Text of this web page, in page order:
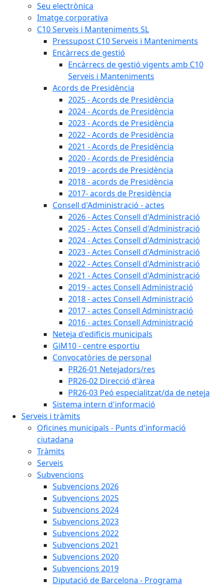
Seu electrònica
Imatge corporativa
C10 Serveis i Manteniments SL
Pressupost C10 Serveis i Manteniments
Encàrrecs de gestió
Encàrrecs de gestió vigents amb C10
Serveis i Manteniments
Acords de Presidència
2025 - Acords de Presidència
2024 - Acords de Presidència
2023 - Acords de Presidència
2022 - Acords de Presidència
2021 - Acords de Presidència
2020 - Acords de Presidència
2019 - acords de Presidència
2018 - acords de Presidència
2017- acords de Presidència
Consell d'Administració - actes
2026 - Actes Consell d'Administració
2025 - Actes Consell d'Administració
2024 - Actes Consell d'Administració
2023 - Actes Consell d'Administració
2022 - Actes Consell d'Administració
2021 - Actes Consell d'Administració
2019 - actes Consell Administració
2018 - actes Consell Administració
2017 - actes Consell Administració
2016 - actes Consell Administració
Neteja d'edificis municipals
GiM10 - centre esportiu
Convocatòries de personal
PR26-01 Netejadors/res
PR26-02 Direcció d'àrea
PR26-03 Peó especialitzat/da de neteja
Sistema intern d'informació
Serveis i tràmits
Oficines municipals - Punts d'informació
ciutadana
Tràmits
Serveis
Subvencions
Subvencions 2026
Subvencions 2025
Subvencions 2024
Subvencions 2023
Subvencions 2022
Subvencions 2021
Subvencions 2020
Subvencions 2019
Diputació de Barcelona - Programa